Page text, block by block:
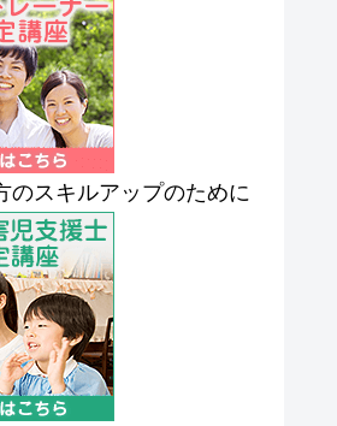
のスキルアップのために